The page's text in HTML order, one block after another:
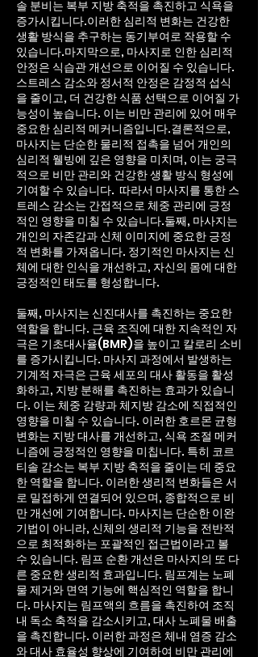
솔 분비는 복부 지방 축적을 촉진하고 식욕을
증가시킵니다.이러한 심리적 변화는 건강한
생활 방식을 추구하는 동기부여로 작용할 수
있습니다.마지막으로, 마사지로 인한 심리적
안정은 식습관 개선으로 이어질 수 있습니다.
스트레스 감소와 정서적 안정은 감정적 섭식
을 줄이고, 더 건강한 식품 선택으로 이어질 가
능성이 높습니다. 이는 비만 관리에 있어 매우
중요한 심리적 메커니즘입니다.결론적으로,
마사지는 단순한 물리적 접촉을 넘어 개인의
심리적 웰빙에 깊은 영향을 미치며, 이는 궁극
적으로 비만 관리와 건강한 생활 방식 형성에
기여할 수 있습니다. 따라서 마사지를 통한 스
트레스 감소는 간접적으로 체중 관리에 긍정
적인 영향을 미칠 수 있습니다.둘째, 마사지는
개인의 자존감과 신체 이미지에 중요한 긍정
적 변화를 가져옵니다. 정기적인 마사지는 신
체에 대한 인식을 개선하고, 자신의 몸에 대한
긍정적인 태도를 형성합니다.
둘째, 마사지는 신진대사를 촉진하는 중요한
역할을 합니다. 근육 조직에 대한 지속적인 자
극은 기초대사율(BMR)을 높이고 칼로리 소비
를 증가시킵니다. 마사지 과정에서 발생하는
기계적 자극은 근육 세포의 대사 활동을 활성
화하고, 지방 분해를 촉진하는 효과가 있습니
다. 이는 체중 감량과 체지방 감소에 직접적인
영향을 미칠 수 있습니다. 이러한 호르몬 균형
변화는 지방 대사를 개선하고, 식욕 조절 메커
니즘에 긍정적인 영향을 미칩니다. 특히 코르
티솔 감소는 복부 지방 축적을 줄이는 데 중요
한 역할을 합니다. 이러한 생리적 변화들은 서
로 밀접하게 연결되어 있으며, 종합적으로 비
만 개선에 기여합니다. 마사지는 단순한 이완
기법이 아니라, 신체의 생리적 기능을 전반적
으로 최적화하는 포괄적인 접근법이라고 볼
수 있습니다. 림프 순환 개선은 마사지의 또 다
른 중요한 생리적 효과입니다. 림프계는 노폐
물 제거와 면역 기능에 핵심적인 역할을 합니
다. 마사지는 림프액의 흐름을 촉진하여 조직
내 독소 축적을 감소시키고, 대사 노폐물 배출
을 촉진합니다. 이러한 과정은 체내 염증 감소
와 대사 효율성 향상에 기여하여 비만 관리에